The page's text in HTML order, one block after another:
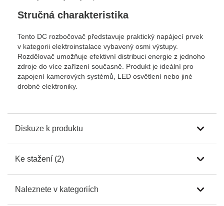
Stručná charakteristika
Tento DC rozbočovač představuje praktický napájecí prvek
v kategorii elektroinstalace vybavený osmi výstupy.
Rozdělovač umožňuje efektivní distribuci energie z jednoho
zdroje do více zařízení současně. Produkt je ideální pro
zapojení kamerových systémů, LED osvětlení nebo jiné
drobné elektroniky.
Diskuze k produktu
Ke stažení (2)
Naleznete v kategoriích